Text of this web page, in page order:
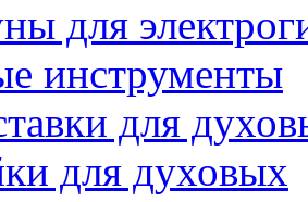
для
инструменты
для
для духовых